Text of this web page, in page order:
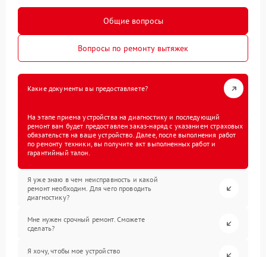
Общие вопросы
Вопросы по ремонту вытяжек
Какие документы вы предоставляете?
На этапе приема устройства на диагностику и последующий
ремонт вам будет предоставлен заказ-наряд с указанием страховых
обязательств на ваше устройство. Далее, после выполнения работ
по ремонту техники, вы получите акт выполненных работ и
гарантийный талон.
Я уже знаю в чем неисправность и какой
ремонт необходим. Для чего проводить
диагностику?
Мне нужен срочный ремонт. Сможете
сделать?
Я хочу, чтобы мое устройство